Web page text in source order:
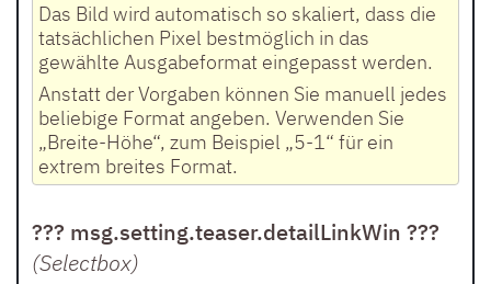
Das Bild wird automatisch so skaliert, dass die
tatsächlichen Pixel bestmöglich in das
gewählte Ausgabeformat eingepasst werden.
Anstatt der Vorgaben können Sie manuell jedes
beliebige Format angeben. Verwenden Sie
„Breite-Höhe“, zum Beispiel „5-1“ für ein
extrem breites Format.
??? msg.setting.teaser.detailLinkWin ???
(Selectbox)